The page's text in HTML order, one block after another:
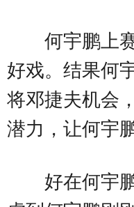
何宇鹏上
好戏。结果何
将邓捷夫机会
潜力，让何宇
好在何宇